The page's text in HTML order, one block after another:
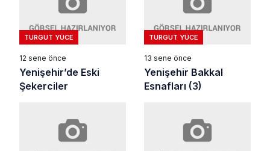
TURGUT YÜCE
12 sene önce
Yenişehir’de Eski
Şekerciler
TURGUT YÜCE
13 sene önce
Yenişehir Bakkal
Esnafları (3)